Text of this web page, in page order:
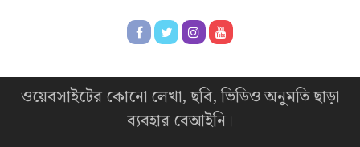
ওয়েবসাইটের কোনো লেখা, ছবি, ভিডিও অনুমতি ছাড়া
ব্যবহার বেআইনি।